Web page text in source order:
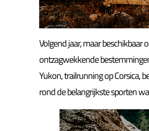
Volgend jaar, maar beschikbaar
ontzagwekkende
Yukon, trailrunning op Corsica,
rond de belangrijkste sporten